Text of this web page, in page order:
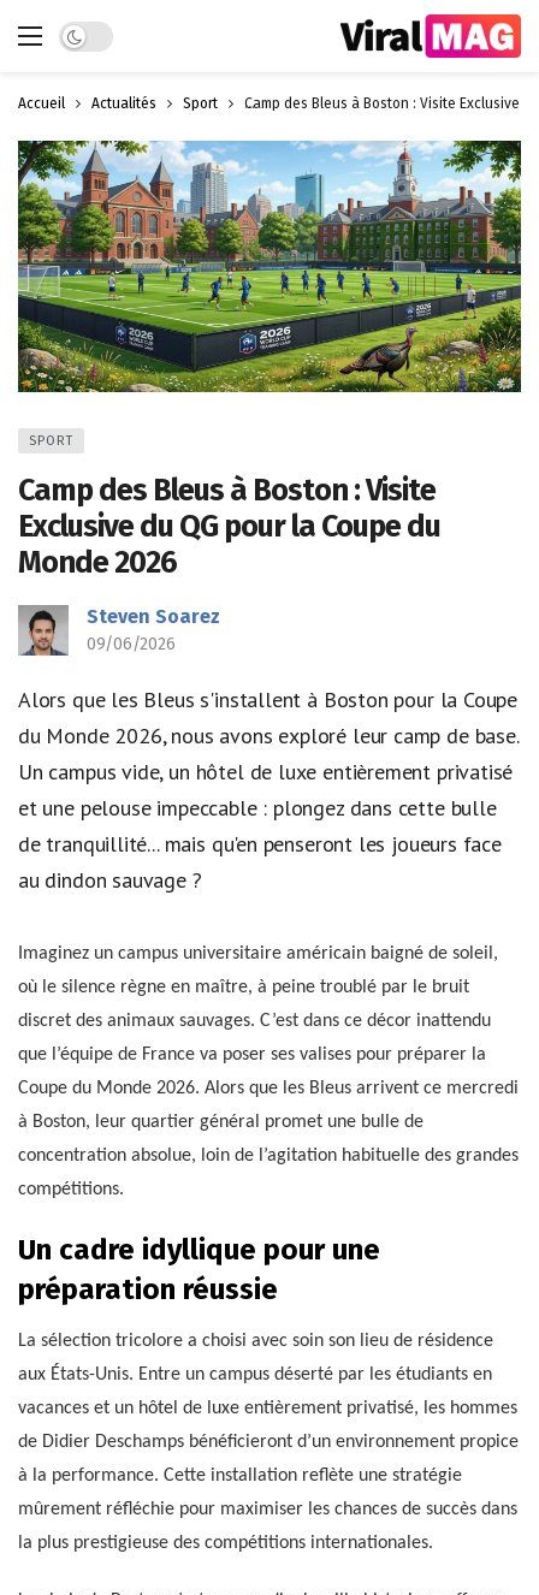
Dark mode
Accueil Actualités Sport Camp des Bleus à Boston : Visite Exclusive
SPORT
Camp des Bleus à Boston : Visite
Exclusive du QG pour la Coupe du
Monde 2026
Steven Soarez
09/06/2026
Alors que les Bleus s'installent à Boston pour la Coupe
du Monde 2026, nous avons exploré leur camp de base.
Un campus vide, un hôtel de luxe entièrement privatisé
et une pelouse impeccable : plongez dans cette bulle
de tranquillité... mais qu'en penseront les joueurs face
au dindon sauvage ?
Imaginez un campus universitaire américain baigné de soleil,
où le silence règne en maître, à peine troublé par le bruit
discret des animaux sauvages. C’est dans ce décor inattendu
que l’équipe de France va poser ses valises pour préparer la
Coupe du Monde 2026. Alors que les Bleus arrivent ce mercredi
à Boston, leur quartier général promet une bulle de
concentration absolue, loin de l’agitation habituelle des grandes
compétitions.
Un cadre idyllique pour une
préparation réussie
La sélection tricolore a choisi avec soin son lieu de résidence
aux États-Unis. Entre un campus déserté par les étudiants en
vacances et un hôtel de luxe entièrement privatisé, les hommes
de Didier Deschamps bénéficieront d’un environnement propice
à la performance. Cette installation reflète une stratégie
mûrement réfléchie pour maximiser les chances de succès dans
la plus prestigieuse des compétitions internationales.